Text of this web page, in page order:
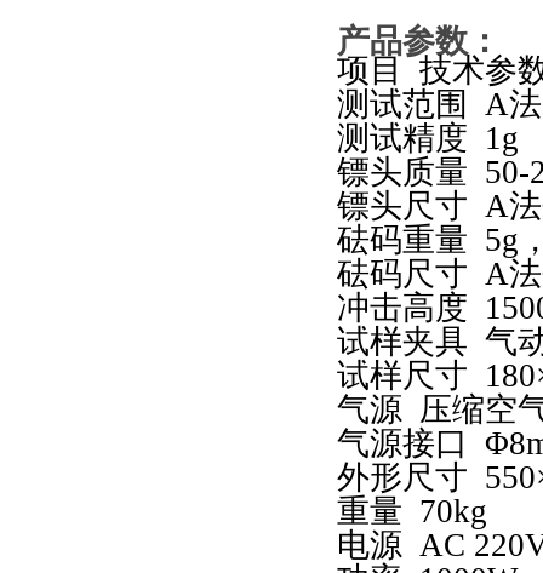
产品参数：
项目
技术参
测试范围 A法
测试精度 1g
镖头质量 50-
镖头尺寸 A法
砝码重量 5g
砝码尺寸 A法
冲击高度
试样夹具 气
试样尺寸 180
气源 压缩空
气源接口 Φ
外形尺寸 550
重量 70kg
电源 AC